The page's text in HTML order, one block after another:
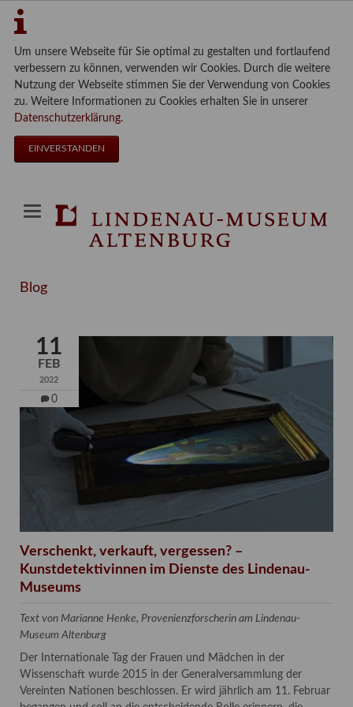
Um unsere Webseite für Sie optimal zu gestalten und fortlaufend
verbessern zu können, verwenden wir Cookies. Durch die weitere
Nutzung der Webseite stimmen Sie der Verwendung von Cookies
zu. Weitere Informationen zu Cookies erhalten Sie in unserer
Datenschutzerklärung.
EINVERSTANDEN
Blog
11
FEB
2022
0
Verschenkt, verkauft, vergessen? –
Kunstdetektivinnen im Dienste des Lindenau-
Museums
Text von Marianne Henke, Provenienzforscherin am Lindenau-
Museum Altenburg
Der Internationale Tag der Frauen und Mädchen in der
Wissenschaft wurde 2015 in der Generalversammlung der
Vereinten Nationen beschlossen. Er wird jährlich am 11. Februar